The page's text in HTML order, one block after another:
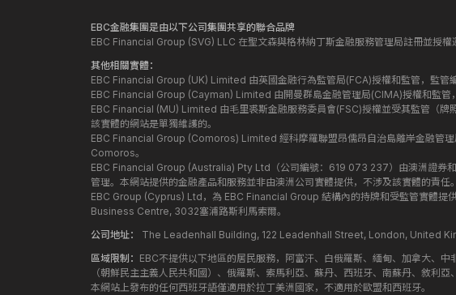
EBC金融集團是由以下公司集團共享的聯合品牌
EBC Financial Group (SVG) LLC 在聖文森與格林納丁斯金融服務管理局註冊並授
其他相關實體：
EBC Financial Group (UK) Limited 由英國金融行為監管局(FCA)授權和監管，監管
EBC Financial Group (Cayman) Limited 由開曼群島金融管理局(CIMA)授權和監管
EBC Financial (MU) Limited 由毛里裘斯金融服務委員會(FSC)授權並受其監管
該實體的網站是單獨維護的。
EBC Financial Group (Comoros) Limited 經科摩羅聯盟昂儒昂自治島離岸金融
Comoros。
EBC Financial Group (Australia) Pty Ltd（公司編號：619 073 237）由澳洲證券
管理。本網站提供的金融產品和服務並非由澳洲公司實體提供，不涉及該實體的責任。
EBC Group (Cyprus) Ltd，為 EBC Financial Group 結構內的持牌和受監管實體
Business Centre, 3032塞浦路斯利馬索爾。
公司地址： The Leadenhall Building, 122 Leadenhall Street, London, United
區域限制： EBC不提供以下地區的居民服務，阿富汗、白俄羅斯、緬甸、加拿大、
（朝鮮民主主義人民共和國）、俄羅斯、索馬利亞、蘇丹、西班牙、南蘇丹、敘利
本網站上發布的任何西班牙語僅適用於拉丁美洲國家，不適用於歐盟和西班牙。